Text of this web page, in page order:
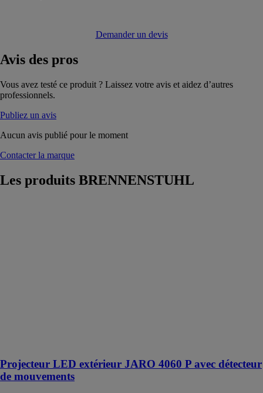
Demander un devis
Avis des pros
Vous avez testé ce produit ? Laissez votre avis et aidez d’autres
professionnels.
Publiez un avis
Aucun avis publié pour le moment
Contacter la marque
Les produits BRENNENSTUHL
Projecteur LED extérieur JARO 4060 P avec détecteur
de mouvements